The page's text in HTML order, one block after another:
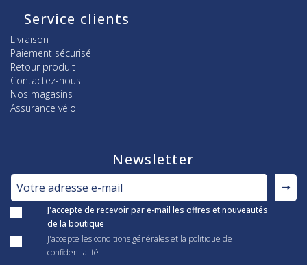
Service clients
Livraison
Paiement sécurisé
Retour produit
Contactez-nous
Nos magasins
Assurance vélo
Newsletter
J'accepte de recevoir par e-mail les offres et nouveautés
de la boutique
J'accepte les conditions générales et la politique de
confidentialité